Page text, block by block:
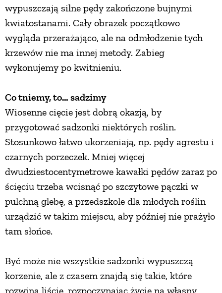
wypuszczają silne pędy zakończone bujnymi
kwiatostanami. Cały obrazek początkowo
wygląda przerażająco, ale na odmłodzenie tych
krzewów nie ma innej metody. Zabieg
wykonujemy po kwitnieniu.
Co tniemy, to… sadzimy
Wiosenne cięcie jest dobrą okazją, by
przygotować sadzonki niektórych roślin.
Stosunkowo łatwo ukorzeniają, np. pędy agrestu i
czarnych porzeczek. Mniej więcej
dwudziestocentymetrowe kawałki pędów zaraz po
ścięciu trzeba wcisnąć po szczytowe pączki w
pulchną glebę, a przedszkole dla młodych roślin
urządzić w takim miejscu, aby później nie prażyło
tam słońce.
Być może nie wszystkie sadzonki wypuszczą
korzenie, ale z czasem znajdą się takie, które
rozwiną liście, rozpoczynając życie na własny